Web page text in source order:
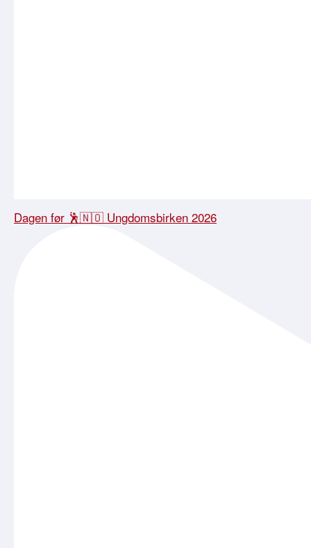
Dagen før 🕺🇳🇴 Ungdomsbirken 2026